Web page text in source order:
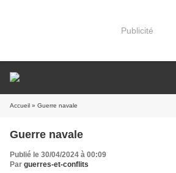
Publicité
Accueil » Guerre navale
Guerre navale
Publié le 30/04/2024 à 00:09
Par guerres-et-conflits